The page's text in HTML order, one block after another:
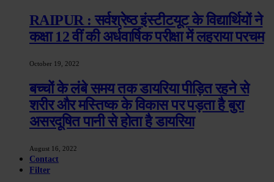
RAIPUR : सर्वश्रेष्ठ इंस्टीटयूट के विद्यार्थियों ने
कक्षा 12 वीं की अर्धवार्षिक परीक्षा में लहराया परचम
October 19, 2022
बच्चों के लंबे समय तक डायरिया पीड़ित रहने से
शरीर और मस्तिष्क के विकास पर पड़ता है बुरा
असरदूषित पानी से होता है डायरिया
August 16, 2022
Contact
Filter